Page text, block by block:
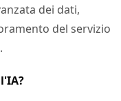
dei dati,
del servizio